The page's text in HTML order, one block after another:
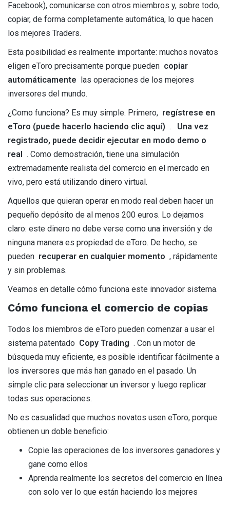
Facebook), comunicarse con otros miembros y, sobre todo,
copiar, de forma completamente automática, lo que hacen
los mejores Traders.
Esta posibilidad es realmente importante: muchos novatos
eligen eToro precisamente porque pueden copiar
automáticamente las operaciones de los mejores
inversores del mundo.
¿Como funciona? Es muy simple. Primero, regístrese en
eToro (puede hacerlo haciendo clic aquí) . Una vez
registrado, puede decidir ejecutar en modo demo o
real . Como demostración, tiene una simulación
extremadamente realista del comercio en el mercado en
vivo, pero está utilizando dinero virtual.
Aquellos que quieran operar en modo real deben hacer un
pequeño depósito de al menos 200 euros. Lo dejamos
claro: este dinero no debe verse como una inversión y de
ninguna manera es propiedad de eToro. De hecho, se
pueden recuperar en cualquier momento , rápidamente
y sin problemas.
Veamos en detalle cómo funciona este innovador sistema.
Cómo funciona el comercio de copias
Todos los miembros de eToro pueden comenzar a usar el
sistema patentado Copy Trading . Con un motor de
búsqueda muy eficiente, es posible identificar fácilmente a
los inversores que más han ganado en el pasado. Un
simple clic para seleccionar un inversor y luego replicar
todas sus operaciones.
No es casualidad que muchos novatos usen eToro, porque
obtienen un doble beneficio:
Copie las operaciones de los inversores ganadores y
gane como ellos
Aprenda realmente los secretos del comercio en línea
con solo ver lo que están haciendo los mejores